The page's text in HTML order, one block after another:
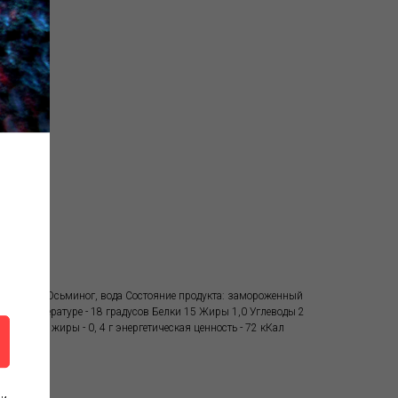
Осьминог, вода Состояние продукта: замороженный
температуре - 18 градусов Белки 15 Жиры 1,0 Углеводы 2
- 17,2 г жиры - 0, 4 г энергетическая ценность - 72 кКал